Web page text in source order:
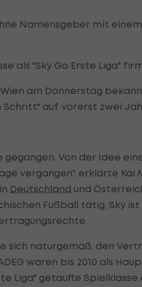
Namensgeber mit
als "Sky Go Erste Liga"
am Donnerstag
auf vorerst zwei
Von der Idee
vergangen", erklärte
Deutschland und
Fußball tätig, Sky
sich naturgemäß, den
waren bis 2010 als
Liga" getaufte